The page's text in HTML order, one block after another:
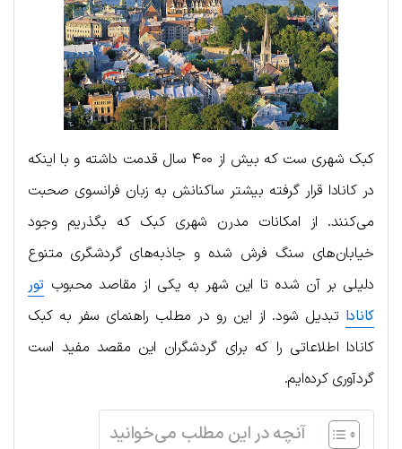
کبک شهری ست که بیش از ۴۰۰ سال قدمت داشته و با اینکه
در کانادا قرار گرفته بیشتر ساکنانش به زبان فرانسوی صحبت
می‌کنند. از امکانات مدرن شهری کبک که بگذریم وجود
خیابان‌های سنگ فرش شده و جاذبه‌های گردشگری متنوع
دلیلی بر آن شده تا این شهر به یکی از مقاصد محبوب تور
کانادا تبدیل شود. از این رو در مطلب راهنمای سفر به کبک
کانادا اطلاعاتی را که برای گردشگران این مقصد مفید است
گردآوری کرده‌ایم.
آنچه در این مطلب می‌خوانید